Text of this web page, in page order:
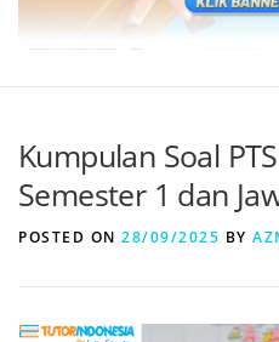
Kumpulan Soal
Semester 1 dan
POSTED ON 28/09/2025 BY